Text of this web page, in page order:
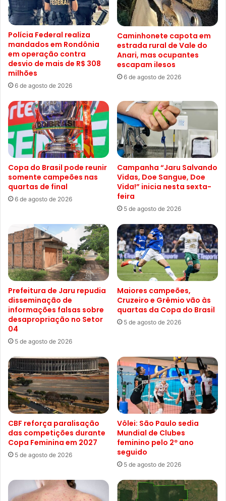
Polícia Federal realiza
mandados em Rondônia
em operação contra
desvio de mais de R$ 308
milhões
6 de agosto de 2026
Caminhonete capota em
estrada rural de Vale do
Anari, mas ocupantes
escapam ilesos
6 de agosto de 2026
Copa do Brasil pode reunir
somente campeões nas
quartas de final
6 de agosto de 2026
Campanha “Jaru Salvando
Vidas, Doe Sangue, Doe
Vida!” inicia nesta sexta-
feira
5 de agosto de 2026
Prefeitura de Jaru repudia
disseminação de
informações falsas sobre
desapropriação no Setor
04
5 de agosto de 2026
Maiores campeões,
Cruzeiro e Grêmio vão às
quartas da Copa do Brasil
5 de agosto de 2026
CBF reforça paralisação
das competições durante
Copa Feminina em 2027
5 de agosto de 2026
Vôlei: São Paulo sedia
Mundial de Clubes
feminino pelo 2º ano
seguido
5 de agosto de 2026